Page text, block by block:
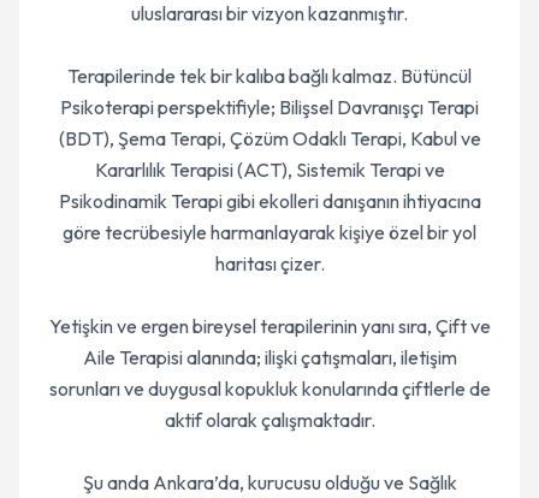
uluslararası bir vizyon kazanmıştır.
Terapilerinde tek bir kalıba bağlı kalmaz. Bütüncül
Psikoterapi perspektifiyle; Bilişsel Davranışçı Terapi
(BDT), Şema Terapi, Çözüm Odaklı Terapi, Kabul ve
Kararlılık Terapisi (ACT), Sistemik Terapi ve
Psikodinamik Terapi gibi ekolleri danışanın ihtiyacına
göre tecrübesiyle harmanlayarak kişiye özel bir yol
haritası çizer.
Yetişkin ve ergen bireysel terapilerinin yanı sıra, Çift ve
Aile Terapisi alanında; ilişki çatışmaları, iletişim
sorunları ve duygusal kopukluk konularında çiftlerle de
aktif olarak çalışmaktadır.
Şu anda Ankara’da, kurucusu olduğu ve Sağlık